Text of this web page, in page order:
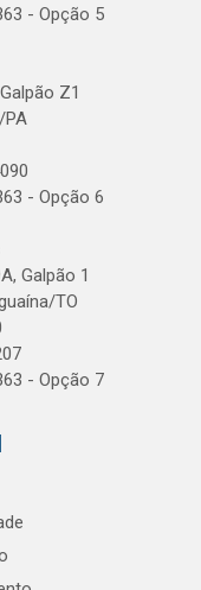
- Opção 5
Z1
PA
- Opção 6
Galpão 1
TO
- Opção 7